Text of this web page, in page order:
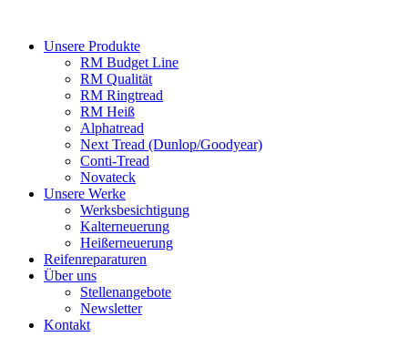
wechselnUnsere Produkte
RM Budget Line
RM Qualität
RM Ringtread
RM Heiß
Alphatread
Next Tread (Dunlop/Goodyear)
Conti-Tread
Novateck
Unsere Werke
Werksbesichtigung
Kalterneuerung
Heißerneuerung
Reifenreparaturen
Über uns
Stellenangebote
Newsletter
Kontakt